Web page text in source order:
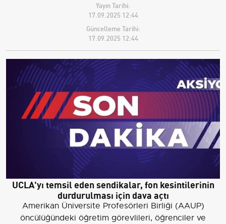
Yayın Tarihi:
17.09.2025 12:44
Güncelleme Tarihi:
17.09.2025 12:44
UCLA'yı temsil eden sendikalar, fon kesintilerinin
durdurulması için dava açtı
Amerikan Üniversite Profesörleri Birliği (AAUP)
öncülüğündeki öğretim görevlileri, öğrenciler ve